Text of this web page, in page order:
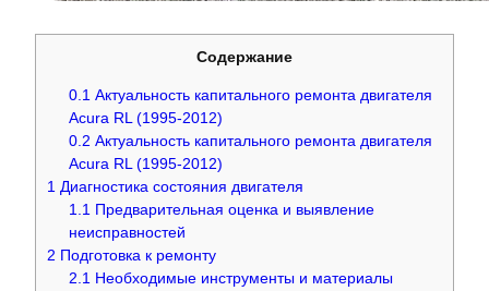
Содержание
0.1 Актуальность капитального ремонта двигателя
Acura RL (1995-2012)
0.2 Актуальность капитального ремонта двигателя
Acura RL (1995-2012)
1 Диагностика состояния двигателя
1.1 Предварительная оценка и выявление
неисправностей
2 Подготовка к ремонту
2.1 Необходимые инструменты и материалы